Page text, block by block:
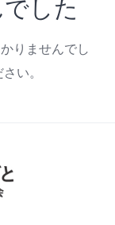
した
りませんでし
い。